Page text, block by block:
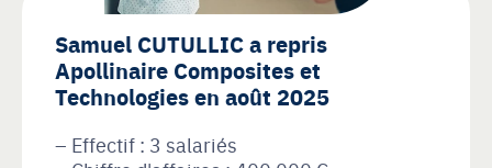
Samuel CUTULLIC a repris
Apollinaire Composites et
Technologies en août 2025
Effectif : 3 salariés